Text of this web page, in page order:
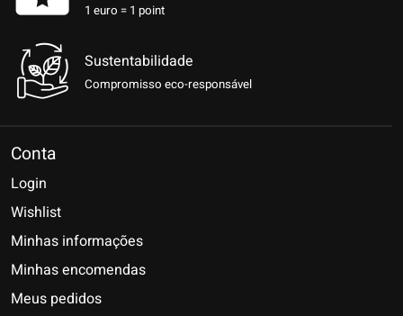
1 euro = 1 point
Sustentabilidade
Compromisso eco-responsável
Conta
Login
Wishlist
Minhas informações
Minhas encomendas
Meus pedidos